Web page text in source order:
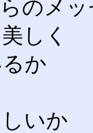
のメ
しく
か
いか